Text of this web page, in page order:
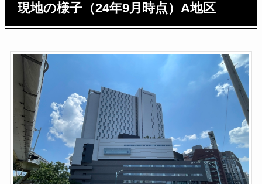
現地の様子（24年9月時点）A地区